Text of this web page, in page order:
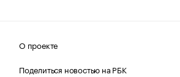
О проекте
Поделиться новостью на РБК